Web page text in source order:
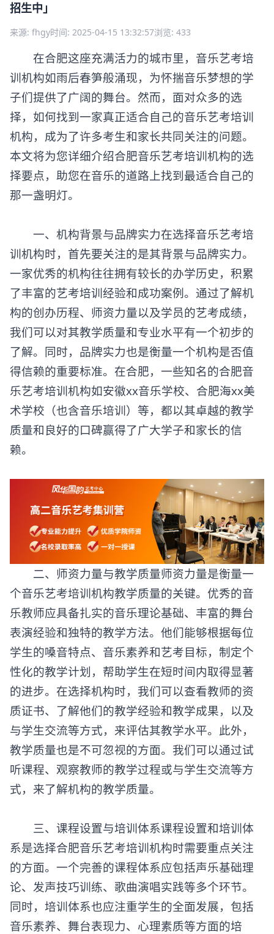
招生中」
来源: fhgy时间: 2025-04-15 13:32:57浏览: 433
在合肥这座充满活力的城市里，音乐艺考培
训机构如雨后春笋般涌现，为怀揣音乐梦想的学
子们提供了广阔的舞台。然而，面对众多的选
择，如何找到一家真正适合自己的音乐艺考培训
机构，成为了许多考生和家长共同关注的问题。
本文将为您详细介绍合肥音乐艺考培训机构的选
择要点，助您在音乐的道路上找到最适合自己的
那一盏明灯。
一、机构背景与品牌实力在选择音乐艺考培
训机构时，首先要关注的是其背景与品牌实力。
一家优秀的机构往往拥有较长的办学历史，积累
了丰富的艺考培训经验和成功案例。通过了解机
构的创办历程、师资力量以及学员的艺考成绩，
我们可以对其教学质量和专业水平有一个初步的
了解。同时，品牌实力也是衡量一个机构是否值
得信赖的重要标准。在合肥，一些知名的合肥音
乐艺考培训机构如安徽xx音乐学校、合肥海xx美
术学校（也含音乐培训）等，都以其卓越的教学
质量和良好的口碑赢得了广大学子和家长的信
赖。
二、师资力量与教学质量师资力量是衡量一
个音乐艺考培训机构教学质量的关键。优秀的音
乐教师应具备扎实的音乐理论基础、丰富的舞台
表演经验和独特的教学方法。他们能够根据每位
学生的嗓音特点、音乐素养和艺考目标，制定个
性化的教学计划，帮助学生在短时间内取得显著
的进步。在选择机构时，我们可以查看教师的资
质证书、了解他们的教学经验和教学成果，以及
与学生交流等方式，来评估其教学水平。此外，
教学质量也是不可忽视的方面。我们可以通过试
听课程、观察教师的教学过程或与学生交流等方
式，来了解机构的教学质量。
三、课程设置与培训体系课程设置和培训体
系是选择合肥音乐艺考培训机构时需要重点关注
的方面。一个完善的课程体系应包括声乐基础理
论、发声技巧训练、歌曲演唱实践等多个环节。
同时，培训体系也应注重学生的全面发展，包括
音乐素养、舞台表现力、心理素质等方面的培